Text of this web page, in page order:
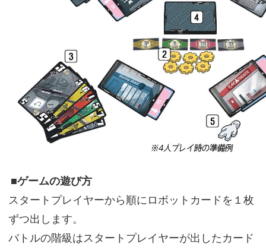
■ゲームの遊び方
スタートプレイヤーから順にロボットカードを１枚
ずつ出します。
バトルの階級はスタートプレイヤーが出したカード